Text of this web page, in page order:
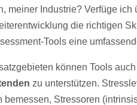
meiner Industrie? Verfüge ich
die richtigen
Tools eine
können Tools
zu unterstützen.
Stressoren